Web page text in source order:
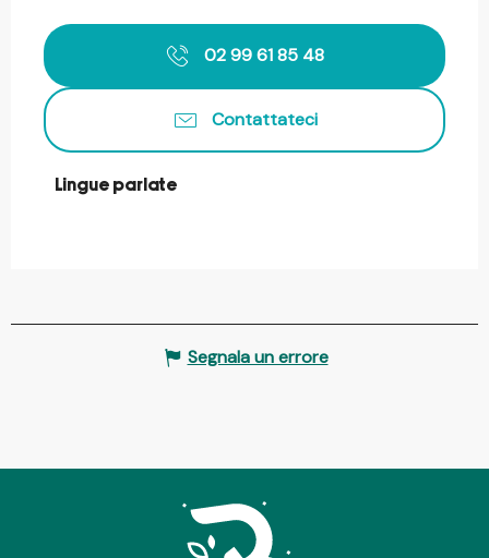
02 99 61 85 48
Contattateci
Lingue parlate
Lingue parlate
Segnala un errore